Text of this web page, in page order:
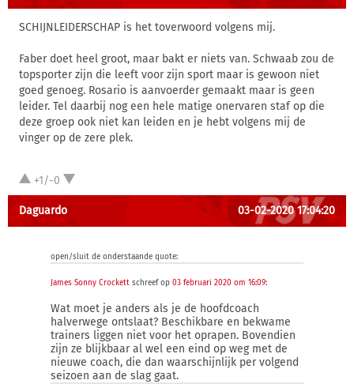
SCHIJNLEIDERSCHAP is het toverwoord volgens mij.
Faber doet heel groot, maar bakt er niets van. Schwaab zou de
topsporter zijn die leeft voor zijn sport maar is gewoon niet
goed genoeg. Rosario is aanvoerder gemaakt maar is geen
leider. Tel daarbij nog een hele matige onervaren staf op die
deze groep ook niet kan leiden en je hebt volgens mij de
vinger op de zere plek.
+1/-0
Daguardo 03-02-2020 17:04:20
open/sluit de onderstaande quote:
James Sonny Crockett schreef op 03 februari 2020 om 16:09:
Wat moet je anders als je de hoofdcoach
halverwege ontslaat? Beschikbare en bekwame
trainers liggen niet voor het oprapen. Bovendien
zijn ze blijkbaar al wel een eind op weg met de
nieuwe coach, die dan waarschijnlijk per volgend
seizoen aan de slag gaat.